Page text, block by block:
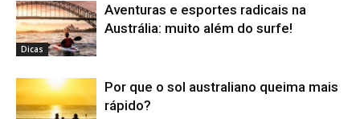
Dicas
Aventuras e esportes radicais na
Austrália: muito além do surfe!
Por que o sol australiano queima mais
rápido?